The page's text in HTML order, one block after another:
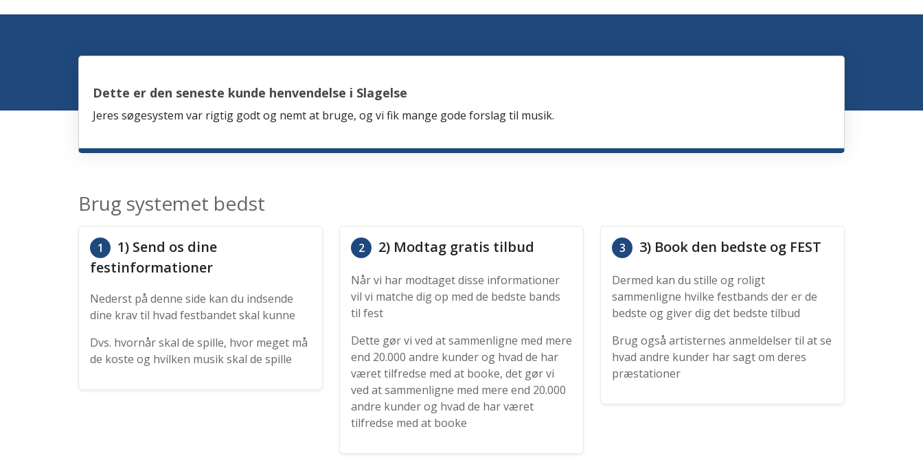
Dette er den seneste kunde henvendelse i Slagelse
Jeres søgesystem var rigtig godt og nemt at bruge, og vi fik mange gode forslag til musik.
Brug systemet bedst
1
1) Send os dine
festinformationer
Nederst på denne side kan du indsende
dine krav til hvad festbandet skal kunne
Dvs. hvornår skal de spille, hvor meget må
de koste og hvilken musik skal de spille
2 2) Modtag gratis tilbud
Når vi har modtaget disse informationer
vil vi matche dig op med de bedste bands
til fest
Dette gør vi ved at sammenligne med mere
end 20.000 andre kunder og hvad de har
været tilfredse med at booke, det gør vi
ved at sammenligne med mere end 20.000
andre kunder og hvad de har været
tilfredse med at booke
3 3) Book den bedste og FEST
Dermed kan du stille og roligt
sammenligne hvilke festbands der er de
bedste og giver dig det bedste tilbud
Brug også artisternes anmeldelser til at se
hvad andre kunder har sagt om deres
præstationer